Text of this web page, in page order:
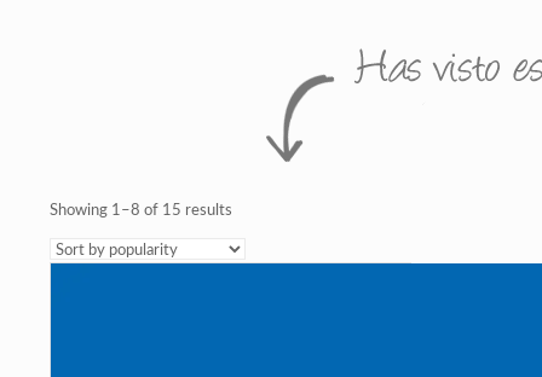
Showing 1–8 of 15 results